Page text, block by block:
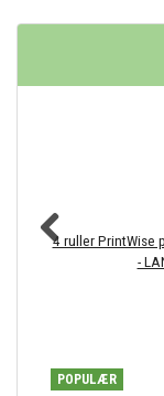
4 ruller PrintWise
-
POPULÆR